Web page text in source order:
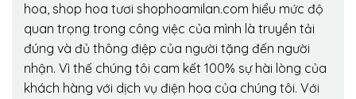
hoa, shop hoa tươi shophoamilan.com hiểu mức độ
quan trọng trong công việc của mình là truyền tải
đúng và đủ thông điệp của người tặng đến người
nhận. Vì thế chúng tôi cam kết 100% sự hài lòng của
khách hàng với dịch vụ điện hoa của chúng tôi. Với